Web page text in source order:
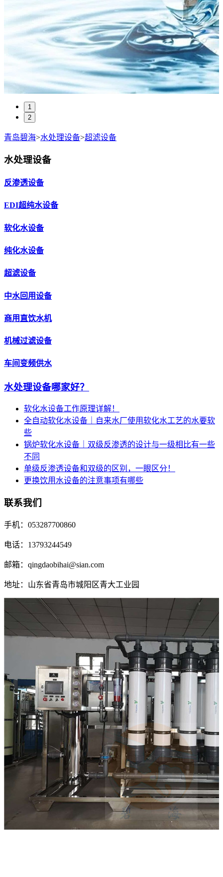
1
2
青岛碧海>水处理设备>超滤设备
水处理设备
反渗透设备
EDI超纯水设备
软化水设备
纯化水设备
超滤设备
中水回用设备
商用直饮水机
机械过滤设备
车间变频供水
水处理设备哪家好？
软化水设备工作原理详解！
全自动软化水设备｜自来水厂使用软化水工艺的水要软
些
锅炉软化水设备｜双级反渗透的设计与一级相比有一些
不同
单级反渗透设备和双级的区别，一眼区分！
更换饮用水设备的注意事项有哪些
联系我们
手机：053287700860
电话：13793244549
邮箱：qingdaobihai@sian.com
地址：山东省青岛市城阳区青大工业园